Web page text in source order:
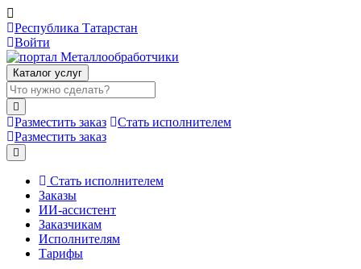
Республика Татарстан
Войти
Каталог услуг
Разместить заказ
Стать исполнителем
Разместить заказ
Стать исполнителем
Заказы
ИИ-ассистент
Заказчикам
Исполнителям
Тарифы